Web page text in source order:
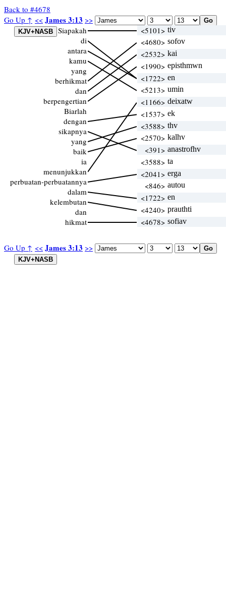
Back to #4678
Go Up ↑ << James 3:13 >>
Go Up ↑ << James 3:13 >>
Siapakah
di
antara
kamu
yang
berhikmat
dan
berpengertian
Biarlah
dengan
sikapnya
yang
baik
ia
menunjukkan
perbuatan-perbuatannya
dalam
kelembutan
dan
hikmat
<5101> tiv
<4680> sofov
<2532> kai
<1990> episthmwn
<1722> en
<5213> umin
<1166> deixatw
<1537> ek
<3588> thv
<2570> kalhv
<391> anastrofhv
<3588> ta
<2041> erga
<846> autou
<1722> en
<4240> prauthti
<4678> sofiav